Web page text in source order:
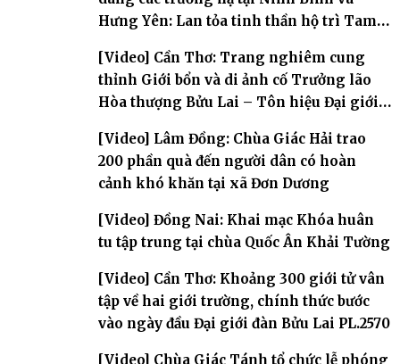
Hưng Yên: Lan tỏa tinh thần hộ trì Tam
[Video] Cần Thơ: Trang nghiêm cung
thỉnh Giới bổn và di ảnh cố Trưởng lão
Hòa thượng Bửu Lai – Tôn hiệu Đại giới
[Video] Lâm Đồng: Chùa Giác Hải trao
200 phần quà đến người dân có hoàn
cảnh khó khăn tại xã Đơn Dương
[Video] Đồng Nai: Khai mạc Khóa huân
tu tập trung tại chùa Quốc Ân Khải Tường
[Video] Cần Thơ: Khoảng 300 giới tử vân
tập về hai giới trường, chính thức bước
vào ngày đầu Đại giới đàn Bửu Lai PL.2570
[Video] Chùa Giác Tánh tổ chức lễ phóng